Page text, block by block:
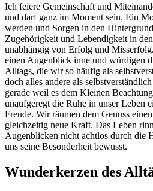
Ich feiere Gemeinschaft und
und darf ganz im Moment sein. Ein
werden und Sorgen in den
Zugehörigkeit und Lebendigkeit in
unabhängig von Erfolg und
einen Augenblick inne und würdigen
Alltags, die wir so häufig als
doch alles andere als
gerade weil es dem Kleinen
unaufgeregt die Ruhe in unser Leben
Freude. Wir räumen dem Genuss
gleichzeitig neue Kraft. Das Leben
Augenblicken nicht achtlos durch die
uns seine Besonderheit bewusst.
Wunderkerzen des